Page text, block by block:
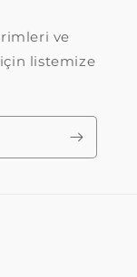
ve
listemize